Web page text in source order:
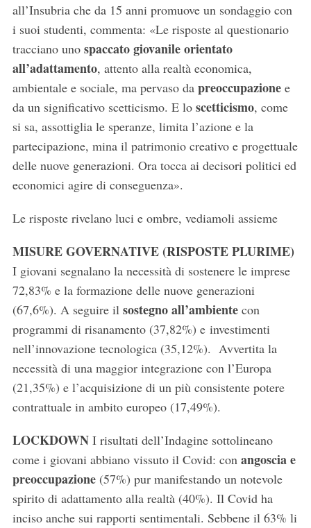
all’Insubria che da 15 anni promuove un sondaggio con
i suoi studenti, commenta: «Le risposte al questionario
tracciano uno spaccato giovanile orientato
all’adattamento, attento alla realtà economica,
ambientale e sociale, ma pervaso da preoccupazionee
da un significativo scetticismo. E lo scetticismo, come
si sa, assottiglia le speranze, limita l’azione e la
partecipazione, mina il patrimonio creativo e progettuale
delle nuove generazioni. Ora tocca ai decisori politici ed
economici agire di conseguenza».
Le risposte rivelano luci e ombre, vediamoli assieme
MISURE GOVERNATIVE (RISPOSTE PLURIME)
I giovani segnalano la necessità di sostenere le imprese
72,83% e la formazione delle nuove generazioni
(67,6%). A seguire il sostegno all’ambientecon
programmi di risanamento (37,82%) e investimenti
nell’innovazione tecnologica (35,12%). Avvertita la
necessità di una maggior integrazione con l’Europa
(21,35%) e l’acquisizione di un più consistente potere
contrattuale in ambito europeo (17,49%).
LOCKDOWNI risultati dell’Indagine sottolineano
come i giovani abbiano vissuto il Covid: con angoscia e
preoccupazione(57%) pur manifestando un notevole
spirito di adattamento alla realtà (40%). Il Covid ha
inciso anche sui rapporti sentimentali. Sebbene il 63% li